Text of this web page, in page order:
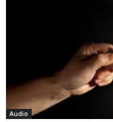
Audio